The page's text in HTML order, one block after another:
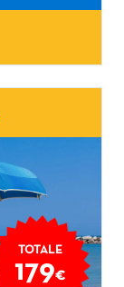
TOTALE
179€